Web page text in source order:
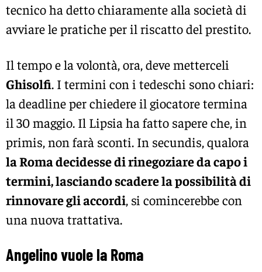
tecnico ha detto chiaramente alla società di
avviare le pratiche per il riscatto del prestito.
Il tempo e la volontà, ora, deve metterceli
Ghisolfi. I termini con i tedeschi sono chiari:
la deadline per chiedere il giocatore termina
il 30 maggio. Il Lipsia ha fatto sapere che, in
primis, non farà sconti. In secundis, qualora
la Roma decidesse di rinegoziare da capo i
termini, lasciando scadere la possibilità di
rinnovare gli accordi, si comincerebbe con
una nuova trattativa.
Angelino vuole la Roma